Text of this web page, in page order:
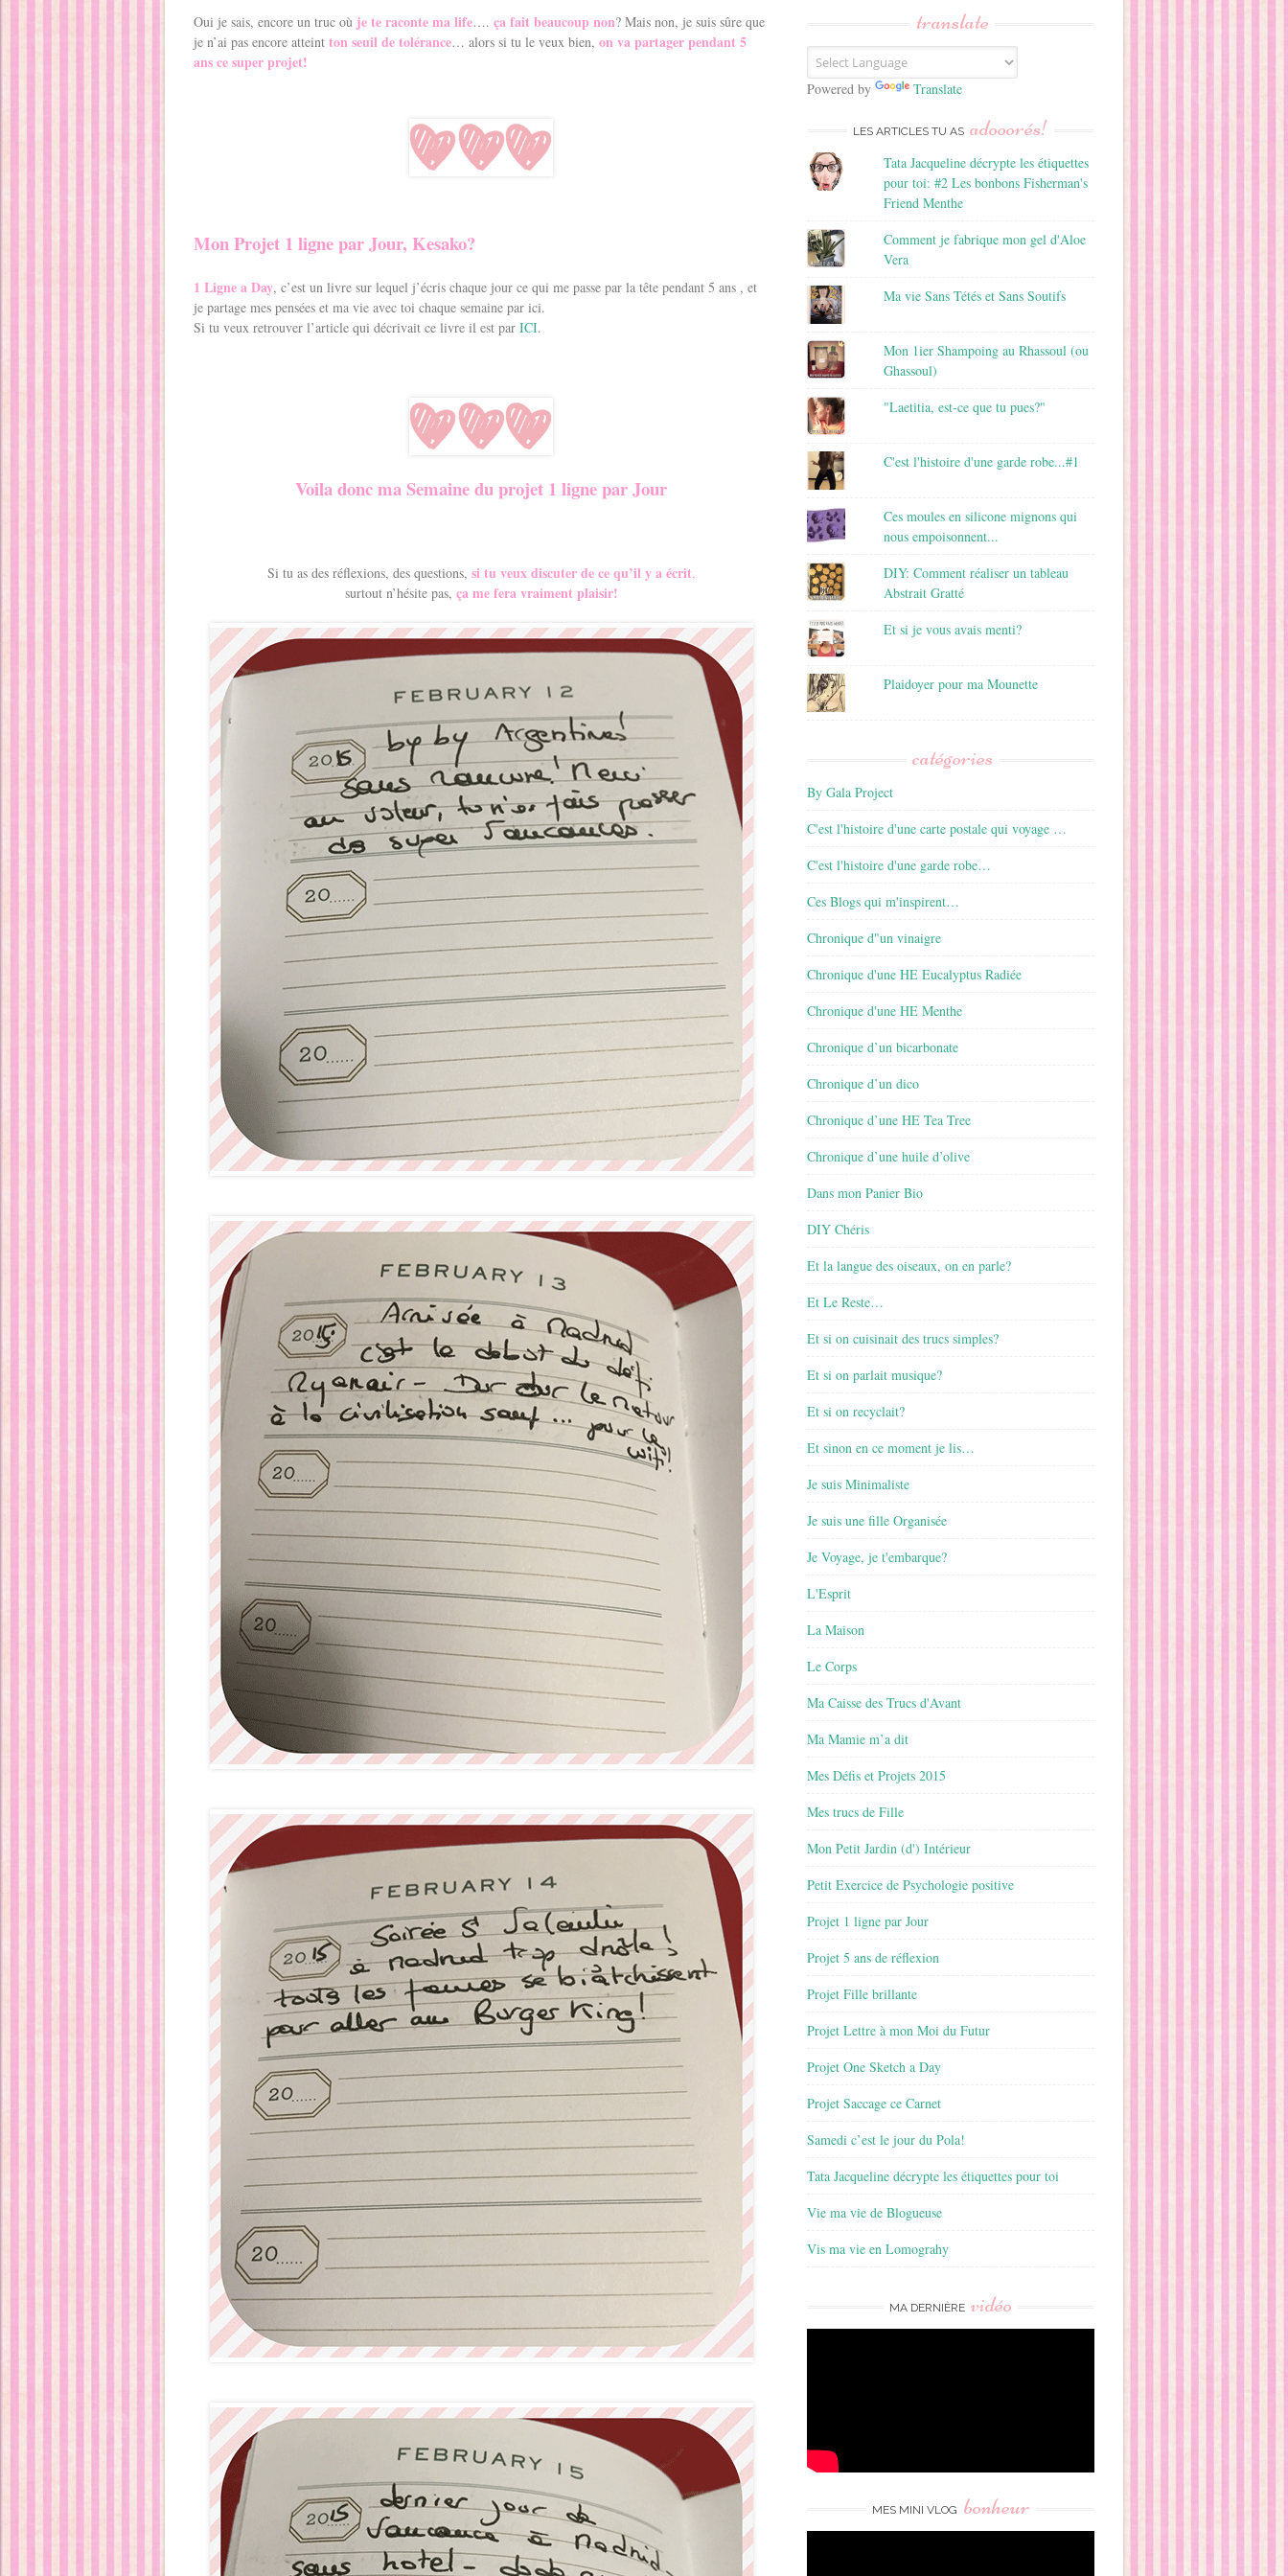
Oui je sais, encore un truc où je te raconte ma life…. ça fait beaucoup non? Mais non, je suis sûre que
je n’ai pas encore atteint ton seuil de tolérance… alors si tu le veux bien, on va partager pendant 5
ans ce super projet!
Mon Projet 1 ligne par Jour, Kesako?
1 Ligne a Day, c’est un livre sur lequel j’écris chaque jour ce qui me passe par la tête pendant 5 ans , et
je partage mes pensées et ma vie avec toi chaque semaine par ici.
Si tu veux retrouver l’article qui décrivait ce livre il est par ICI.
Voila donc ma Semaine du projet 1 ligne par Jour
Si tu as des réflexions, des questions, si tu veux discuter de ce qu’il y a écrit,
surtout n’hésite pas, ça me fera vraiment plaisir!
E
m
a
translate
Powered by Translate
LES ARTICLES TU AS adooorés!
Tata Jacqueline décrypte les étiquettes
pour toi: #2 Les bonbons Fisherman's
Friend Menthe
Comment je fabrique mon gel d'Aloe
Vera
Ma vie Sans Tétés et Sans Soutifs
Mon 1ier Shampoing au Rhassoul (ou
Ghassoul)
"Laetitia, est-ce que tu pues?"
C'est l'histoire d'une garde robe...#1
Ces moules en silicone mignons qui
nous empoisonnent...
DIY: Comment réaliser un tableau
Abstrait Gratté
Et si je vous avais menti?
Plaidoyer pour ma Mounette
catégories
By Gala Project
C'est l'histoire d'une carte postale qui voyage …
C'est l'histoire d'une garde robe…
Ces Blogs qui m'inspirent…
Chronique d"un vinaigre
Chronique d'une HE Eucalyptus Radiée
Chronique d'une HE Menthe
Chronique d’un bicarbonate
Chronique d’un dico
Chronique d’une HE Tea Tree
Chronique d’une huile d’olive
Dans mon Panier Bio
DIY Chéris
Et la langue des oiseaux, on en parle?
Et Le Reste…
Et si on cuisinait des trucs simples?
Et si on parlait musique?
Et si on recyclait?
Et sinon en ce moment je lis…
Je suis Minimaliste
Je suis une fille Organisée
Je Voyage, je t'embarque?
L'Esprit
La Maison
Le Corps
Ma Caisse des Trucs d'Avant
Ma Mamie m’a dit
Mes Défis et Projets 2015
Mes trucs de Fille
Mon Petit Jardin (d') Intérieur
Petit Exercice de Psychologie positive
Projet 1 ligne par Jour
Projet 5 ans de réflexion
Projet Fille brillante
Projet Lettre à mon Moi du Futur
Projet One Sketch a Day
Projet Saccage ce Carnet
Samedi c’est le jour du Pola!
Tata Jacqueline décrypte les étiquettes pour toi
Vie ma vie de Blogueuse
Vis ma vie en Lomograhy
MA DERNIÈRE vidéo
MES MINI VLOG bonheur